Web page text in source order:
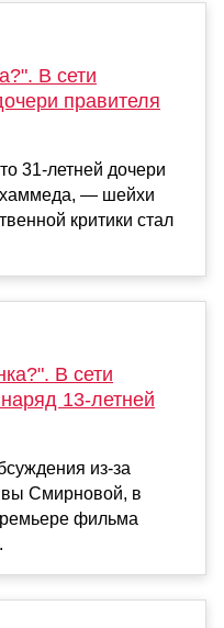
В сети
правителя
31-летней дочери
— шейхи
критики стал
В сети
13-летней
из-за
Смирновой, в
фильма